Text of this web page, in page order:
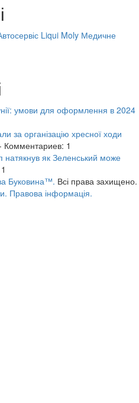
Liqui Moly Медичне
умови для оформлення в 2024
за організацію хресної ходи
Комментариев: 1
як Зеленський може
Буковина™. Всі права захищено.
Правова інформація.